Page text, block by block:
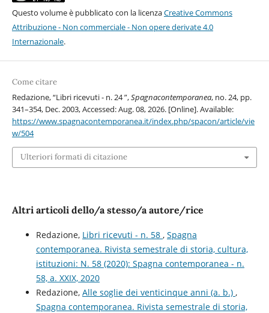
Questo volume è pubblicato con la licenzaCreative Commons
Attribuzione - Non commerciale - Non opere derivate 4.0
Internazionale.
Come citare
Redazione, “Libri ricevuti - n. 24 ”,Spagnacontemporanea, no. 24, pp.
341–354, Dec. 2003, Accessed: Aug. 08, 2026. [Online]. Available:
https://www.spagnacontemporanea.it/index.php/spacon/article/vie
w/504
Ulteriori formati di citazione
Altri articoli dello/a stesso/a autore/rice
Redazione, Libri ricevuti - n. 58 , Spagna
contemporanea. Rivista semestrale di storia, cultura,
istituzioni: N. 58 (2020): Spagna contemporanea - n.
58, a. XXIX, 2020
Redazione, Alle soglie dei venticinque anni (a. b.) ,
Spagna contemporanea. Rivista semestrale di storia,